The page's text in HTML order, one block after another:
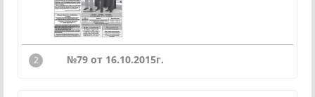
№79 от 16.10.2015г.